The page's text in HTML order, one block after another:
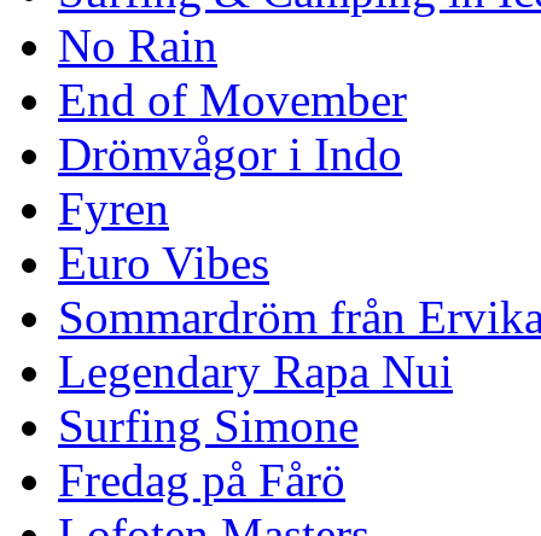
No Rain
End of Movember
Drömvågor i Indo
Fyren
Euro Vibes
Sommardröm från
Legendary Rapa Nui
Surfing Simone
Fredag på Fårö